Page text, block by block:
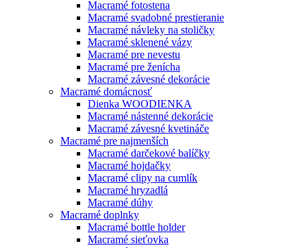
Macramé fotostena
Macramé svadobné prestieranie
Macramé návleky na stoličky
Macramé sklenené vázy
Macramé pre nevestu
Macramé pre ženícha
Macramé závesné dekorácie
Macramé domácnosť
Dienka WOODIENKA
Macramé nástenné dekorácie
Macramé závesné kvetináče
Macramé pre najmenších
Macramé darčekové balíčky
Macramé hojdačky
Macramé clipy na cumlík
Macramé hryzadlá
Macramé dúhy
Macramé doplnky
Macramé bottle holder
Macramé sieťovka